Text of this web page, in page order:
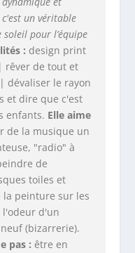
c'est un véritable
soleil pour l’équipe
: design print
rêver de tout et
dévaliser le rayon
et dire que c'est
enfants. Elle aime
de la musique un
"radio" à
de
toiles et
la peinture sur les
d'un
(bizarrerie).
pas : être en